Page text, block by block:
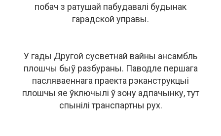
побач з ратушай пабудавалі будынак
гарадской управы.
У гады Другой сусветнай вайны ансамбль
плошчы быў разбураны. Паводле першага
пасляваеннага праекта рэканструкцыі
плошчы яе ўключылі ў зону адпачынку, тут
спынілі транспартны рух.